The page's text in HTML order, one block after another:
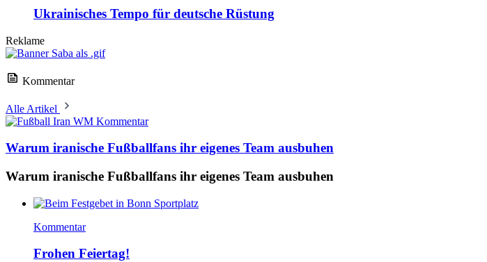
Ukrainisches Tempo für deutsche Rüstung
Reklame
Kommentar
Alle Artikel
Kommentar
Warum iranische Fußballfans ihr eigenes Team ausbuhen
Warum iranische Fußballfans ihr eigenes Team ausbuhen
Kommentar
Frohen Feiertag!